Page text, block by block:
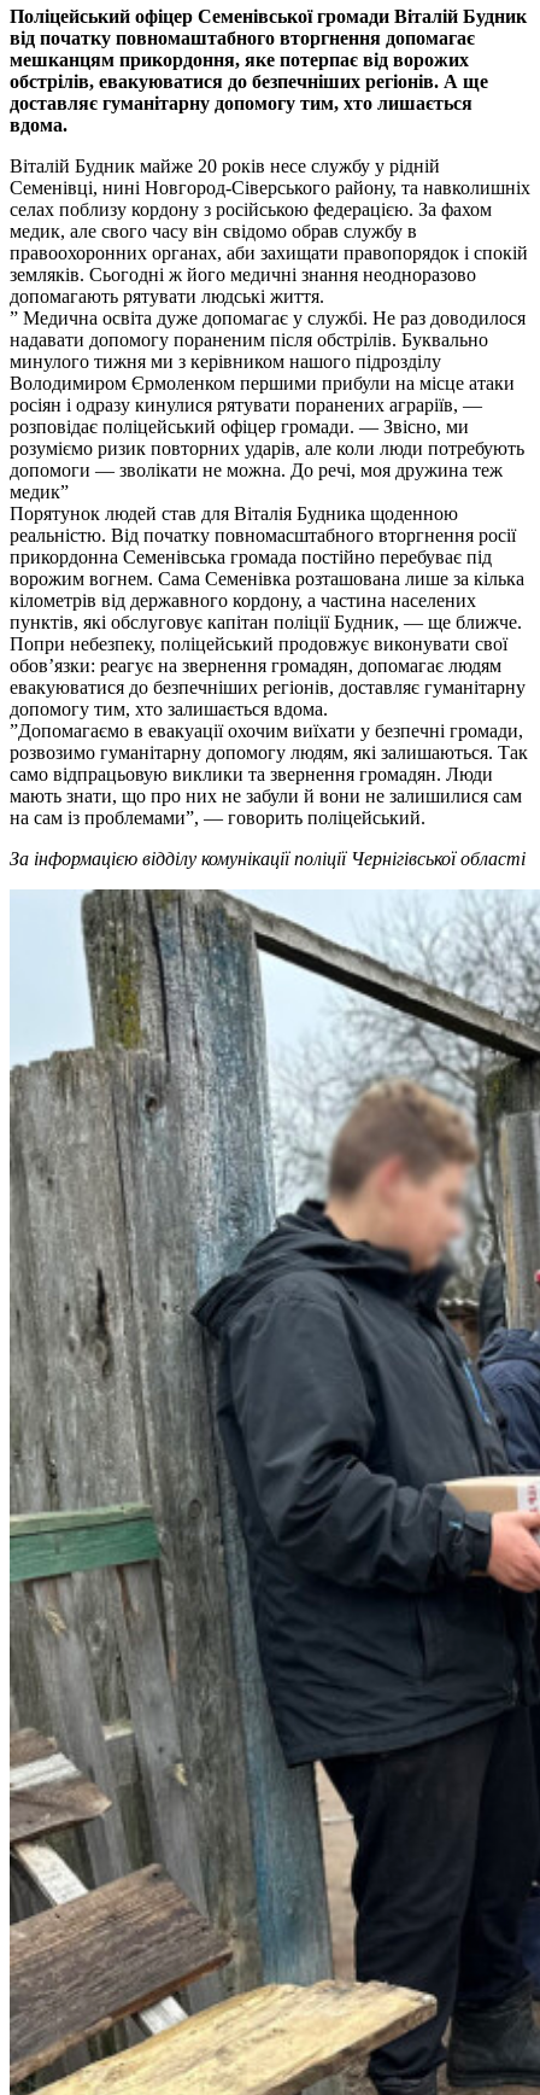
Поліцейський офіцер Семенівськоїгромади Віталій Будник
від початку повномаштабного вторгнення допомагає
мешканцям прикордоння, яке потерпає від ворожих
обстрілів, евакуюватися до безпечніших регіонів. А ще
доставляє гуманітарну допомогу тим, хто лишається
вдома.
Віталій Будник майже 20 років несе службу у рідній
Семенівці, нині Новгород-Сіверського району, та навколишніх
селах поблизу кордону з російською федерацією. За фахом
медик, але свого часу він свідомо обрав службу в
правоохоронних органах, аби захищати правопорядок і спокій
земляків. Сьогодні ж його медичні знання неодноразово
допомагають рятувати людські життя.
” Медична освіта дуже допомагає у службі. Не раз доводилося
надавати допомогу пораненим після обстрілів. Буквально
минулого тижня ми з керівником нашого підрозділу
Володимиром Єрмоленком першими прибули на місце атаки
росіян і одразу кинулися рятувати поранених аграріїв, —
розповідає поліцейський офіцер громади. — Звісно, ми
розуміємо ризик повторних ударів, але коли люди потребують
допомоги — зволікати не можна. До речі, моя дружина теж
медик”
Порятунок людей став для Віталія Будника щоденною
реальністю. Від початку повномасштабного вторгнення росії
прикордонна Семенівська громада постійно перебуває під
ворожим вогнем. Сама Семенівка розташована лише за кілька
кілометрів від державного кордону, а частина населених
пунктів, які обслуговує капітан поліції Будник, — ще ближче.
Попри небезпеку, поліцейський продовжує виконувати свої
обов’язки: реагує на звернення громадян, допомагає людям
евакуюватися до безпечніших регіонів, доставляє гуманітарну
допомогу тим, хто залишається вдома.
”Допомагаємо в евакуації охочим виїхати у безпечні громади,
розвозимо гуманітарну допомогу людям, які залишаються. Так
само відпрацьовую виклики та звернення громадян. Люди
мають знати, що про них не забули й вони не залишилися сам
на сам із проблемами”, — говорить поліцейський.
За інформацією відділу комунікації поліції Чернігівської області